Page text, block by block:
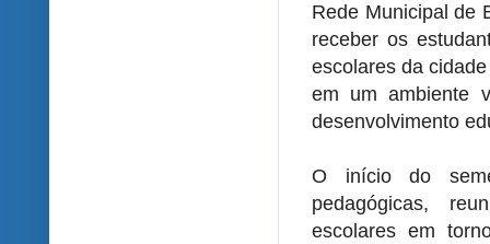
Rede Municipal de
receber os
escolares da
em um ambiente
desenvolvimento
O início do
pedagógicas,
escolares em